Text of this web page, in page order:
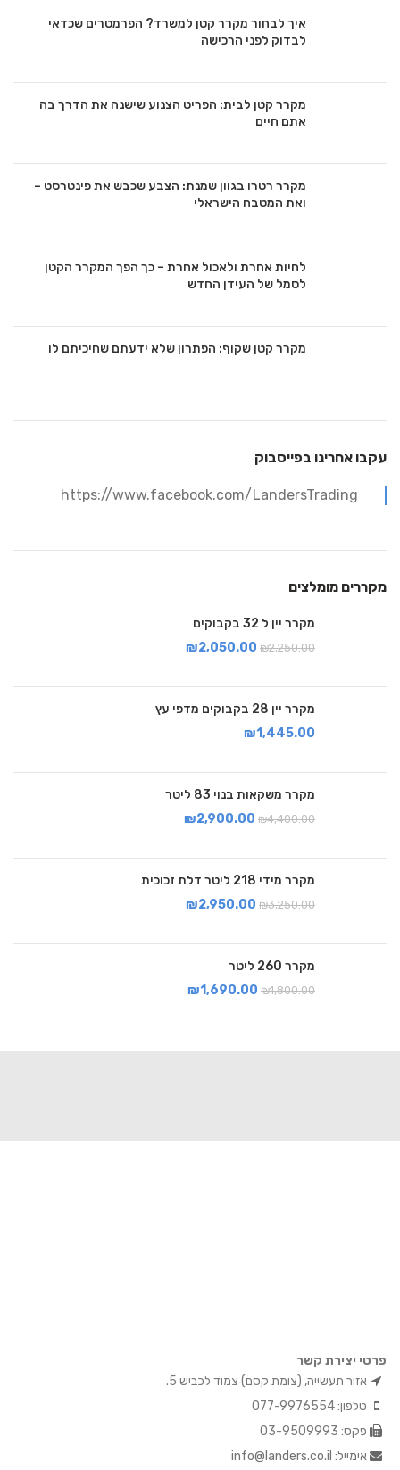
איך לבחור מקרר קטן למשרד? הפרמטרים שכדאי
לבדוק לפני הרכישה
מקרר קטן לבית: הפריט הצנוע שישנה את הדרך בה
אתם חיים
מקרר רטרו בגוון שמנת: הצבע שכבש את פינטרסט –
ואת המטבח הישראלי
לחיות אחרת ולאכול אחרת – כך הפך המקרר הקטן
לסמל של העידן החדש
מקרר קטן שקוף: הפתרון שלא ידעתם שחיכיתם לו
עקבו אחרינו בפייסבוק
https://www.facebook.com/LandersTrading
מקררים מומלצים
מקרר יין ל 32 בקבוקים
₪2,250.00
₪2,050.00
מקרר יין 28 בקבוקים מדפי עץ
₪1,445.00
מקרר משקאות בנוי 83 ליטר
₪4,400.00
₪2,900.00
מקרר מידי 218 ליטר דלת זכוכית
₪3,250.00
₪2,950.00
מקרר 260 ליטר
₪1,800.00
₪1,690.00
פרטי יצירת קשר
אזור תעשייה, (צומת קסם) צמוד לכביש 5.
טלפון: 077-9976554
פקס: 03-9509993
אימייל: info@landers.co.il